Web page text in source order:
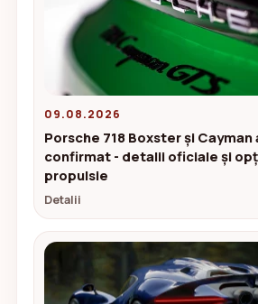
09.08.2026
Porsche 718 Boxster și Cayman
confirmat - detalii oficiale și
propulsie
Detalii